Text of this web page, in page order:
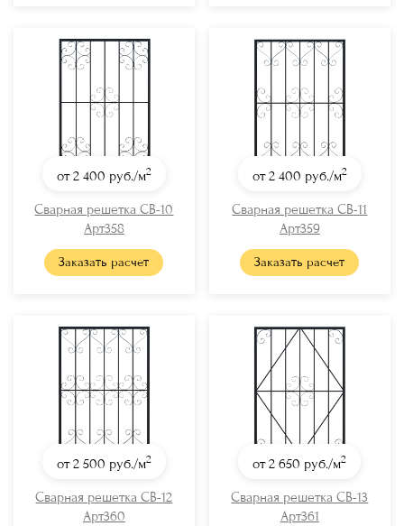
от 2 400 руб./м2
Сварная решетка СВ-10
Арт358
Заказать расчет
от 2 400 руб./м2
Сварная решетка СВ-11
Арт359
Заказать расчет
от 2 500 руб./м2
Сварная решетка СВ-12
Арт360
от 2 650 руб./м2
Сварная решетка СВ-13
Арт361